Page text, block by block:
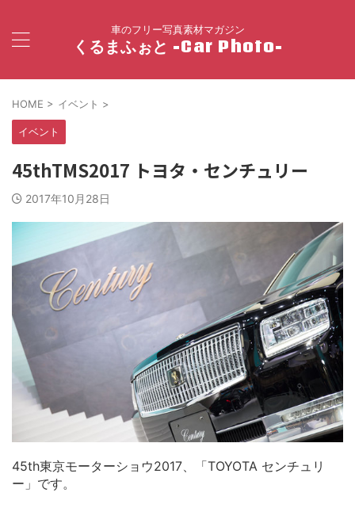
車のフリー写真素材マガジン
くるまふぉと -Car Photo-
HOME > イベント >
イベント
45thTMS2017 トヨタ・センチュリー
2017年10月28日
45th東京モーターショウ2017、「TOYOTA センチュリ
ー」です。